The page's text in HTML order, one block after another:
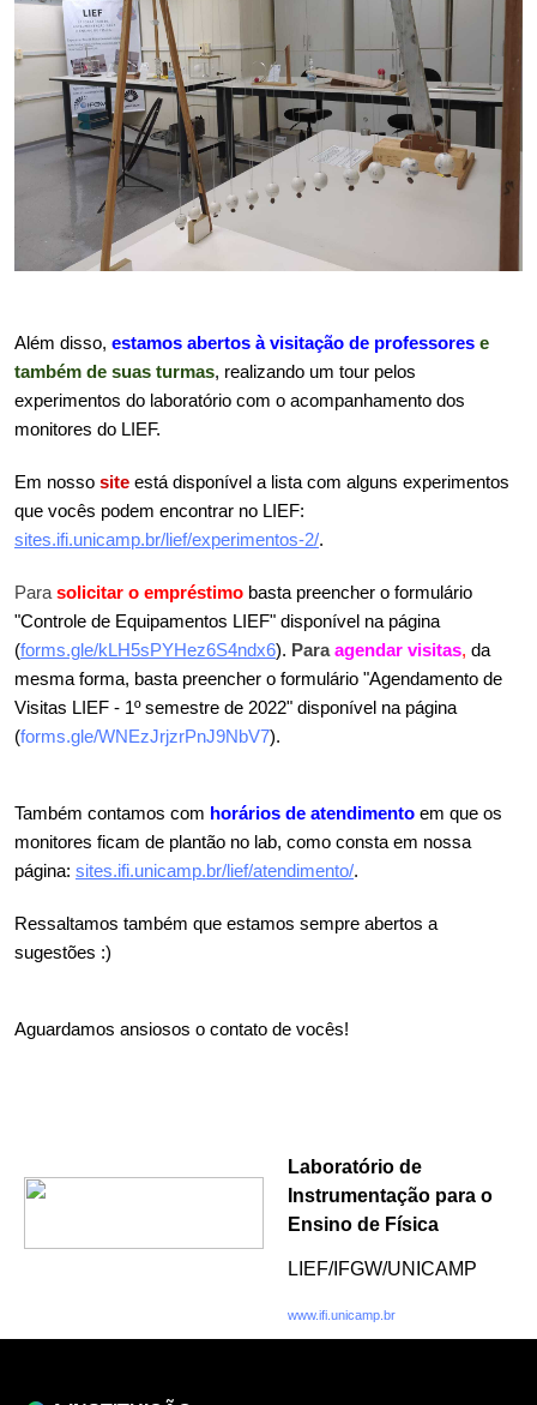
Além disso, estamos abertos à visitação de professores e
também de suas turmas, realizando um tour pelos
experimentos do laboratório com o acompanhamento dos
monitores do LIEF.
Em nosso site está disponível a lista com alguns experimentos
sites.ifi.unicamp.br/lief/experimentos-2/.
Para solicitar o empréstimo basta preencher o formulário
"Controle de Equipamentos LIEF" disponível na página
(forms.gle/kLH5sPYHez6S4ndx6). Para agendar visitas, da
mesma forma, basta preencher o formulário "Agendamento de
Visitas LIEF - 1º semestre de 2022" disponível na página
(forms.gle/WNEzJrjzrPnJ9NbV7).
Também contamos com horários de atendimento em que os
monitores ficam de plantão no lab, como consta em nossa
página: sites.ifi.unicamp.br/lief/atendimento/.
Ressaltamos também que estamos sempre abertos a
sugestões :)
Aguardamos ansiosos o contato de vocês!
Laboratório de
Instrumentação para o
Ensino de Física
LIEF/IFGW/UNICAMP
www.ifi.unicamp.br